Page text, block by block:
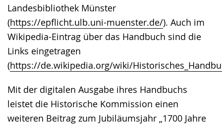
Landesbibliothek Münster
(https://epflicht.ulb.uni-muenster.de/). Auch im
Wikipedia-Eintrag über das Handbuch sind die
Links eingetragen
(https://de.wikipedia.org/wiki/
Mit der digitalen Ausgabe ihres Handbuchs
leistet die Historische Kommission einen
weiteren Beitrag zum Jubiläumsjahr „1700 Jahre